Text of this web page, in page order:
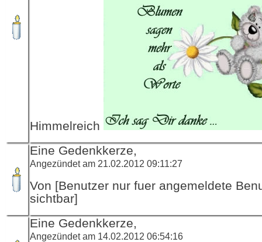
Himmelreich
Eine Gedenkkerze,
Angezündet am 21.02.2012 09:11:27
Von [Benutzer nur fuer angemeldete
sichtbar]
Eine Gedenkkerze,
Angezündet am 14.02.2012 06:54:16